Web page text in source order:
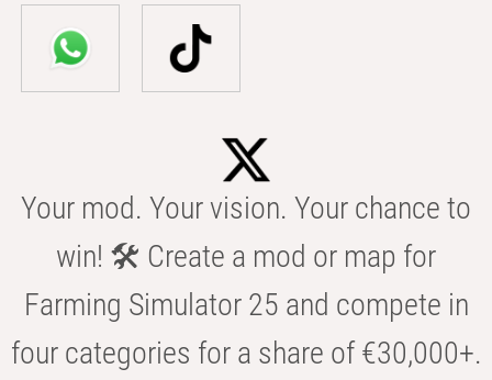
Your mod. Your vision. Your chance to
win! 🛠️ Create a mod or map for
Farming Simulator 25 and compete in
four categories for a share of €30,000+.